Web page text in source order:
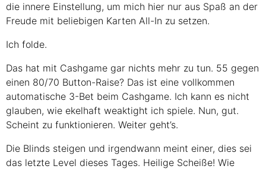
die innere Einstellung, um mich hier nur aus Spaß an der
Freude mit beliebigen Karten All-In zu setzen.
Ich folde.
Das hat mit Cashgame gar nichts mehr zu tun. 55 gegen
einen 80/70 Button-Raise? Das ist eine vollkommen
automatische 3-Bet beim Cashgame. Ich kann es nicht
glauben, wie ekelhaft weaktight ich spiele. Nun, gut.
Scheint zu funktionieren. Weiter geht’s.
Die Blinds steigen und irgendwann meint einer, dies sei
das letzte Level dieses Tages. Heilige Scheiße! Wie